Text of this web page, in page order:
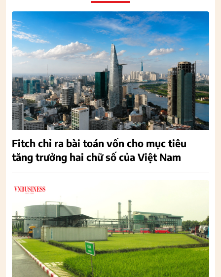
Fitch chỉ ra bài toán vốn cho mục tiêu
tăng trưởng hai chữ số của Việt Nam